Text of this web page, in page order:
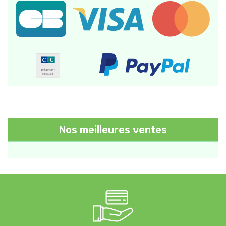
Nos meilleures ventes